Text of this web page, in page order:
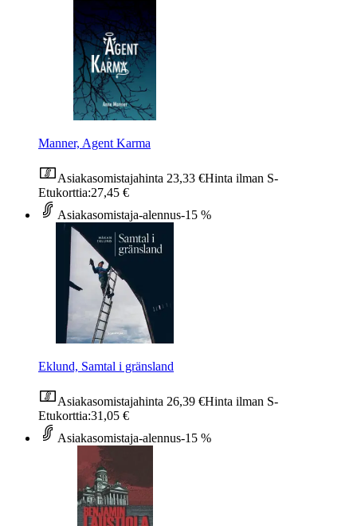
Manner, Agent Karma
Asiakasomistajahinta 23,33 €Hinta ilman S-
Etukorttia:27,45 €
Asiakasomistaja-alennus-15 %
Eklund, Samtal i gränsland
Asiakasomistajahinta 26,39 €Hinta ilman S-
Etukorttia:31,05 €
Asiakasomistaja-alennus-15 %